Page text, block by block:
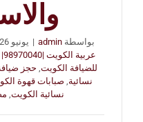
بواسطةadmin
| يونيو 26th, 2026
عربية الكويت |98970040| النوبي للضيافة
للضيافة الكويت, حجز
نسائية, صبابات قهوة
نسائية الكويت,